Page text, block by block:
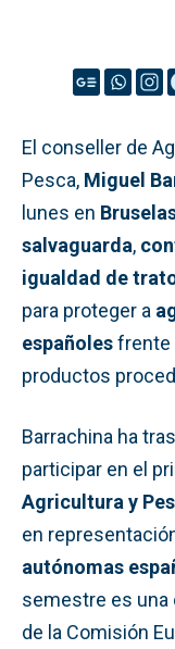
El conseller de
Pesca, Miguel
lunes en
salvaguarda,
igualdad de
para proteger a
españolesfrente
productos
Barrachina ha
participar en el
Agricultura y
en
autónomas
semestre es una
de la Comisión